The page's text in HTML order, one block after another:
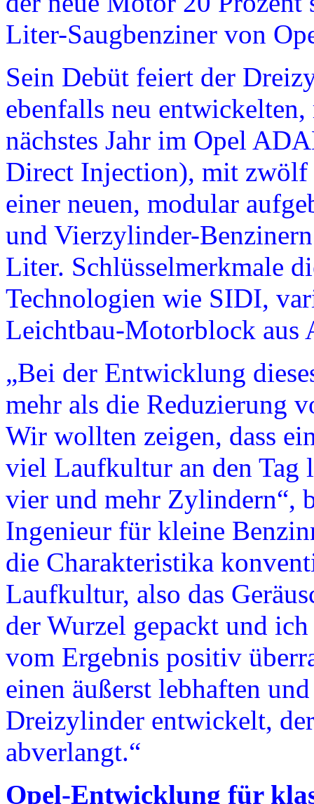
Liter-Saugbenziner von
Sein Debüt feiert der
ebenfalls neu
nächstes Jahr im Opel
Direct Injection), mit zwölf
einer neuen, modular
und Vierzylinder-
Liter. Schlüsselmerkmale
Technologien wie SIDI,
Leichtbau-Motorblock aus
„Bei der Entwicklung
mehr als die Reduzierung
Wir wollten zeigen, dass
viel Laufkultur an den Tag
vier und mehr Zylindern“,
Ingenieur für kleine
die Charakteristika
Laufkultur, also das
der Wurzel gepackt und
vom Ergebnis positiv
einen äußerst lebhaften
Dreizylinder entwickelt,
abverlangt.“
Opel-Entwicklung für